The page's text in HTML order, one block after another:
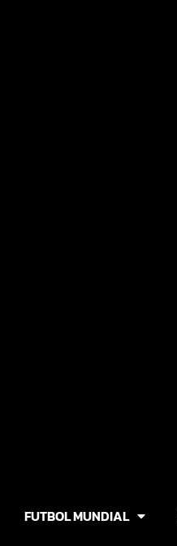
FUTBOL MUNDIAL